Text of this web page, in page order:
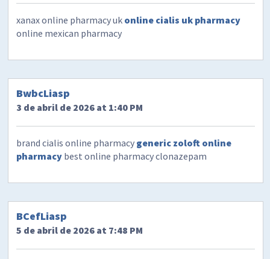
xanax online pharmacy uk online cialis uk pharmacy
online mexican pharmacy
BwbcLiasp
3 de abril de 2026 at 1:40 PM
brand cialis online pharmacy generic zoloft online
pharmacy best online pharmacy clonazepam
BCefLiasp
5 de abril de 2026 at 7:48 PM